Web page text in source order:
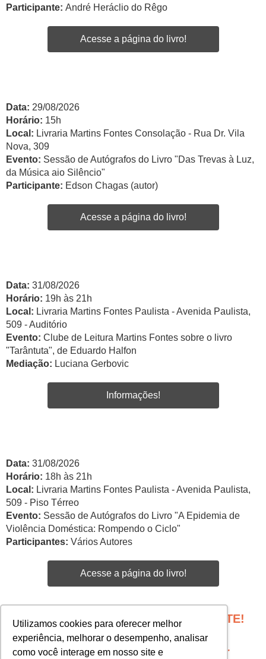
Utilizamos cookies para oferecer melhor
experiência, melhorar o desempenho, analisar
como você interage em nosso site e
Participante: André Heráclio do Rêgo
Acesse a página do livro!
Data: 29/08/2026
Horário: 15h
Local: Livraria Martins Fontes Consolação - Rua Dr. Vila
Nova, 309
Evento: Sessão de Autógrafos do Livro "Das Trevas à Luz,
da Música aio Silêncio"
Participante: Edson Chagas (autor)
Acesse a página do livro!
Data: 31/08/2026
Horário: 19h às 21h
Local: Livraria Martins Fontes Paulista - Avenida Paulista,
509 - Auditório
Evento: Clube de Leitura Martins Fontes sobre o livro
"Tarântuta", de Eduardo Halfon
Mediação: Luciana Gerbovic
Informações!
Data: 31/08/2026
Horário: 18h às 21h
Local: Livraria Martins Fontes Paulista - Avenida Paulista,
509 - Piso Térreo
Evento: Sessão de Autógrafos do Livro "A Epidemia de
Violência Doméstica: Rompendo o Ciclo"
Participantes: Vários Autores
Acesse a página do livro!
PROGRAME SEU EVENTO COM A GENTE!
Edgar Santos -
esantos@martinsfontespaulista.com.br